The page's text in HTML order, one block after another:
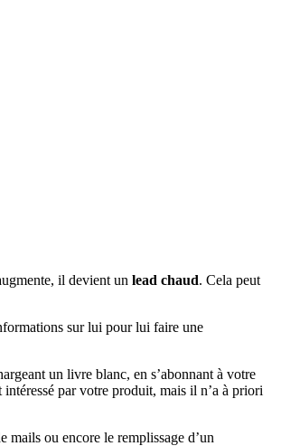
il devient un lead chaud. Cela peut
sur lui pour lui faire une
un livre blanc, en s’abonnant à votre
par votre produit, mais il n’a à priori
ou encore le remplissage d’un